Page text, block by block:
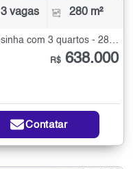
3 vagas 280 m²
Casa Térrea à Venda na Santa Teresinha com 3 quartos - 280 m²
R$ 638.000
Contatar